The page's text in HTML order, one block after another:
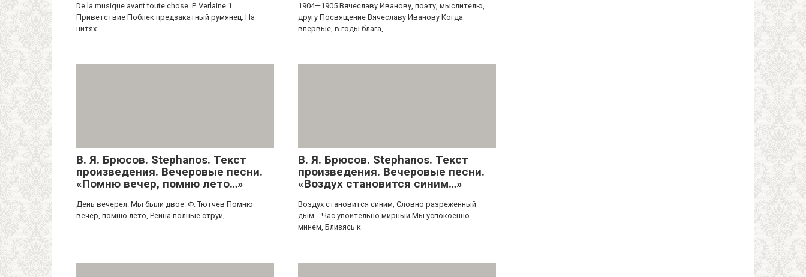
De la musique avant toute chose. P. Verlaine 1
Приветствие Поблек предзакатный румянец. На
нитях
1904—1905 Вячеславу Иванову, поэту, мыслителю,
другу Посвящение Вячеславу Иванову Когда
впервые, в годы блага,
В. Я. Брюсов. Stephanos. Текст
произведения. Вечеровые песни.
«Помню вечер, помню лето…»
День вечерел. Мы были двое. Ф. Тютчев Помню
вечер, помню лето, Рейна полные струи,
В. Я. Брюсов. Stephanos. Текст
произведения. Вечеровые песни.
«Воздух становится синим…»
Воздух становится синим, Словно разреженный
дым… Час упоительно мирный Мы успокоенно
минем, Близясь к